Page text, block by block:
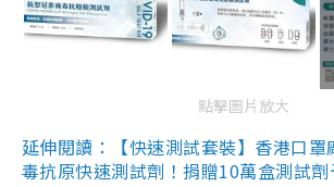
點擊圖片放大
延伸閱讀：【快速測試套裝】香港口
毒抗原快速測試劑！捐贈10萬盒測試